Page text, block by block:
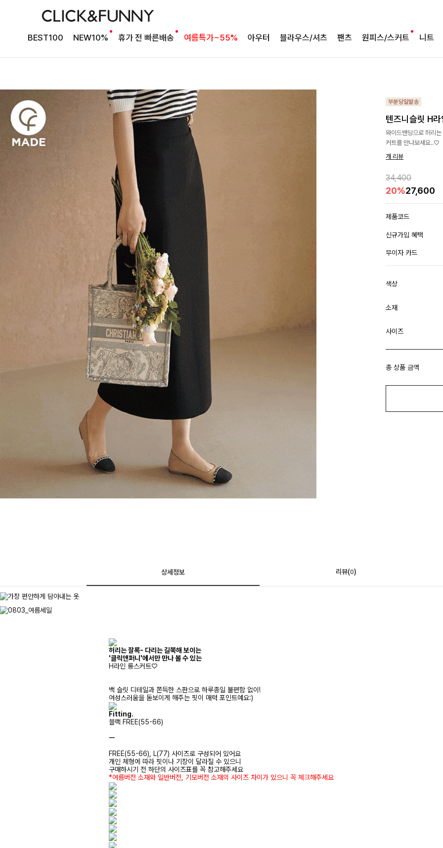
BEST100 NEW10% 휴가 전 빠른배송 여름특가~55% 아우터 블라우스/셔츠 팬츠 원피스/스커트 니트
텐즈니슬릿 H
와이드밴딩으로 허리
커트를 만나보세요..♡
개 리뷰
34,400
20%27,600
제품코드
신규가입 혜택
무이자 카드
색상
소재
사이즈
총 상품 금액
상세정보 리뷰(0)
허리는 잘록- 다리는 길쭉해 보이는
'클릭앤퍼니'에서만 만나 볼 수 있는
H라인 롱스커트♡
백 슬릿 디테일과 쫀득한 스판으로 하루종일 불편함 없이!
여성스러움을 돋보이게 해주는 핏이 매력 포인트예요:)
Fitting.
블랙 FREE(55-66)
ㅡ
FREE(55-66), L(77) 사이즈로 구성되어 있어요
개인 체형에 따라 핏이나 기장이 달라질 수 있으니
구매하시기 전 하단의 사이즈표를 꼭 참고해주세요
*여름버전 소재와 일반버전, 기모버전 소재의 사이즈 차이가 있으니 꼭 체크해주세요